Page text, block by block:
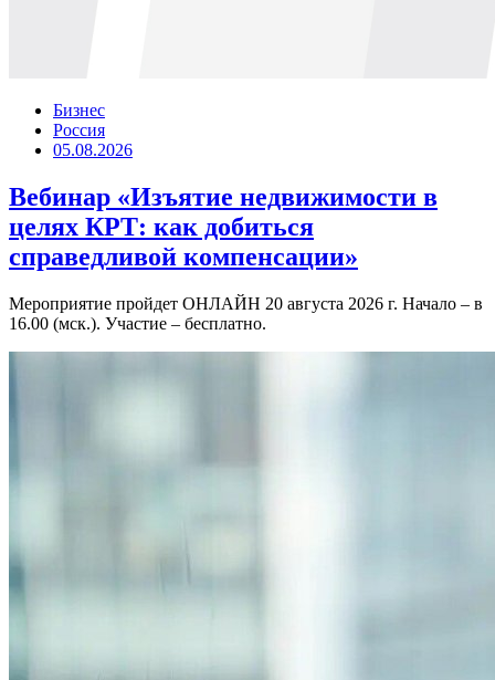
Бизнес
Россия
05.08.2026
Вебинар «Изъятие недвижимости в
целях КРТ: как добиться
справедливой компенсации»
Мероприятие пройдет ОНЛАЙН 20 августа 2026 г. Начало – в
16.00 (мск.). Участие – бесплатно.